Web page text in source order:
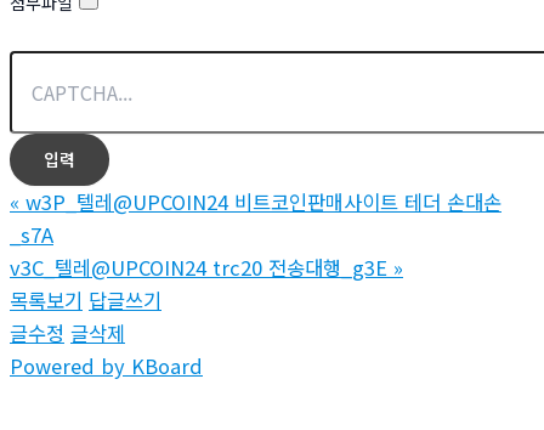
« w3P_텔레@UPCOIN24 비트코인판매사이트 테더 손대손
_s7A
v3C_텔레@UPCOIN24 trc20 전송대행_g3E »
목록보기 답글쓰기
글수정 글삭제
Powered by KBoard